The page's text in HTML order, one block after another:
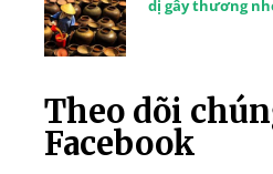
dị gây thương
Theo dõi
Facebook